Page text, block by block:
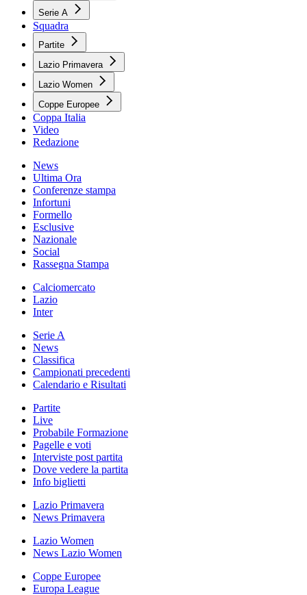
Serie A
Squadra
Partite
Lazio Primavera
Lazio Women
Coppe Europee
Coppa Italia
Video
Redazione
News
Ultima Ora
Conferenze stampa
Infortuni
Formello
Esclusive
Nazionale
Social
Rassegna Stampa
Calciomercato
Lazio
Inter
Serie A
News
Classifica
Campionati precedenti
Calendario e Risultati
Partite
Live
Probabile Formazione
Pagelle e voti
Interviste post partita
Dove vedere la partita
Info biglietti
Lazio Primavera
News Primavera
Lazio Women
News Lazio Women
Coppe Europee
Europa League